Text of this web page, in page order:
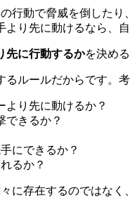
行動で脅威を倒した
り先に動けるなら、
先に行動するかを決め
ルールだからです。
より先に動けるか？
できるか？
にできるか？
るか？
に存在するのではな